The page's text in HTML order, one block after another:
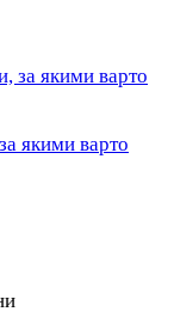
якими варто